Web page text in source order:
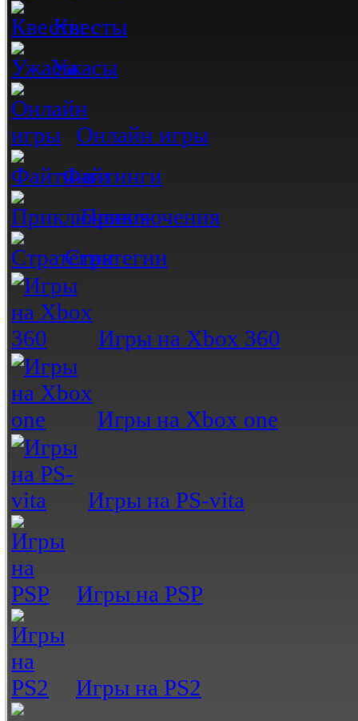
Квесты
Ужасы
Онлайн игры
Файтинги
Приключения
Стратегии
Игры на Xbox 360
Игры на Xbox one
Игры на PS-vita
Игры на PSP
Игры на PS2